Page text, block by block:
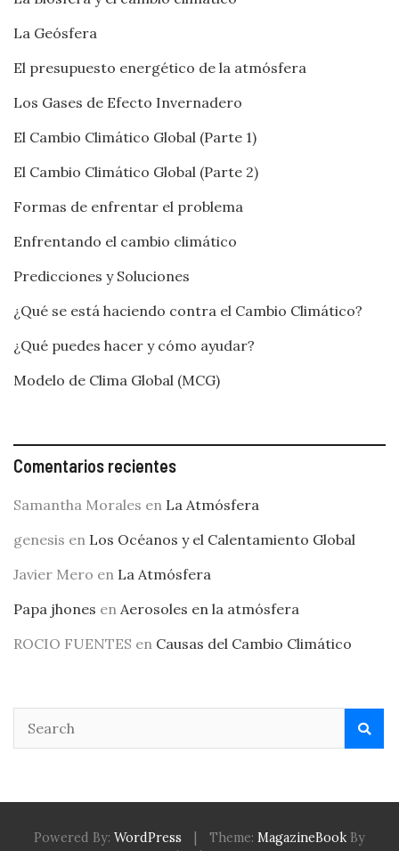
La Geósfera
El presupuesto energético de la atmósfera
Los Gases de Efecto Invernadero
El Cambio Climático Global (Parte 1)
El Cambio Climático Global (Parte 2)
Formas de enfrentar el problema
Enfrentando el cambio climático
Predicciones y Soluciones
¿Qué se está haciendo contra el Cambio Climático?
¿Qué puedes hacer y cómo ayudar?
Modelo de Clima Global (MCG)
Comentarios recientes
Samantha Morales en La Atmósfera
genesis en Los Océanos y el Calentamiento Global
Javier Mero en La Atmósfera
Papa jhones en Aerosoles en la atmósfera
ROCIO FUENTES en Causas del Cambio Climático
Powered By: WordPress Theme: MagazineBook By